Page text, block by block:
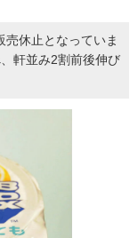
休止となっていま
軒並み2割前後伸び